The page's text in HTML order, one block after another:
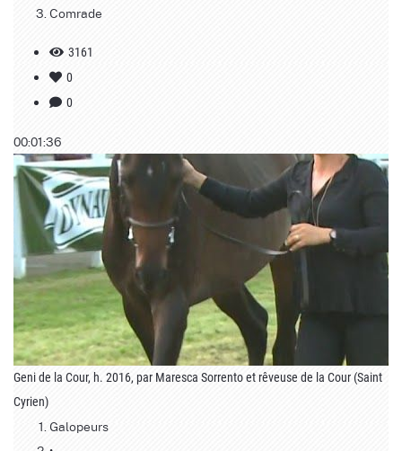
Comrade
3161
0
0
00:01:36
Geni de la Cour, h. 2016, par Maresca Sorrento et rêveuse de la Cour (Saint
Cyrien)
Galopeurs